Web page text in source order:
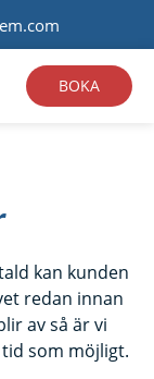
BOKA
kan kunden
redan innan
av så är vi
som möjligt.